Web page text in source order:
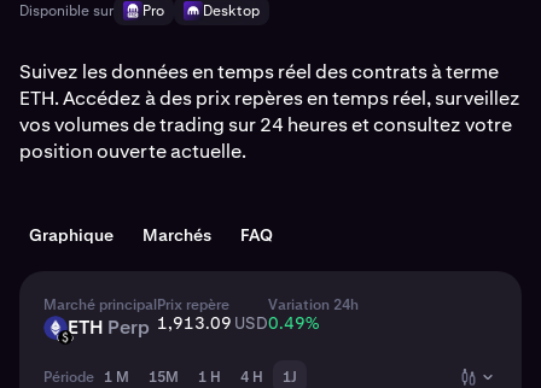
Disponible sur Pro Desktop
Suivez les données en temps réel des contrats à terme
ETH. Accédez à des prix repères en temps réel, surveillez
vos volumes de trading sur 24 heures et consultez votre
position ouverte actuelle.
Graphique Marchés FAQ
Marché principal
ETH
USDETH Perp
Prix repère
1,913.09 USD
Variation 24h
0.49%
Période 1 M 15M 1 H 4 H 1J